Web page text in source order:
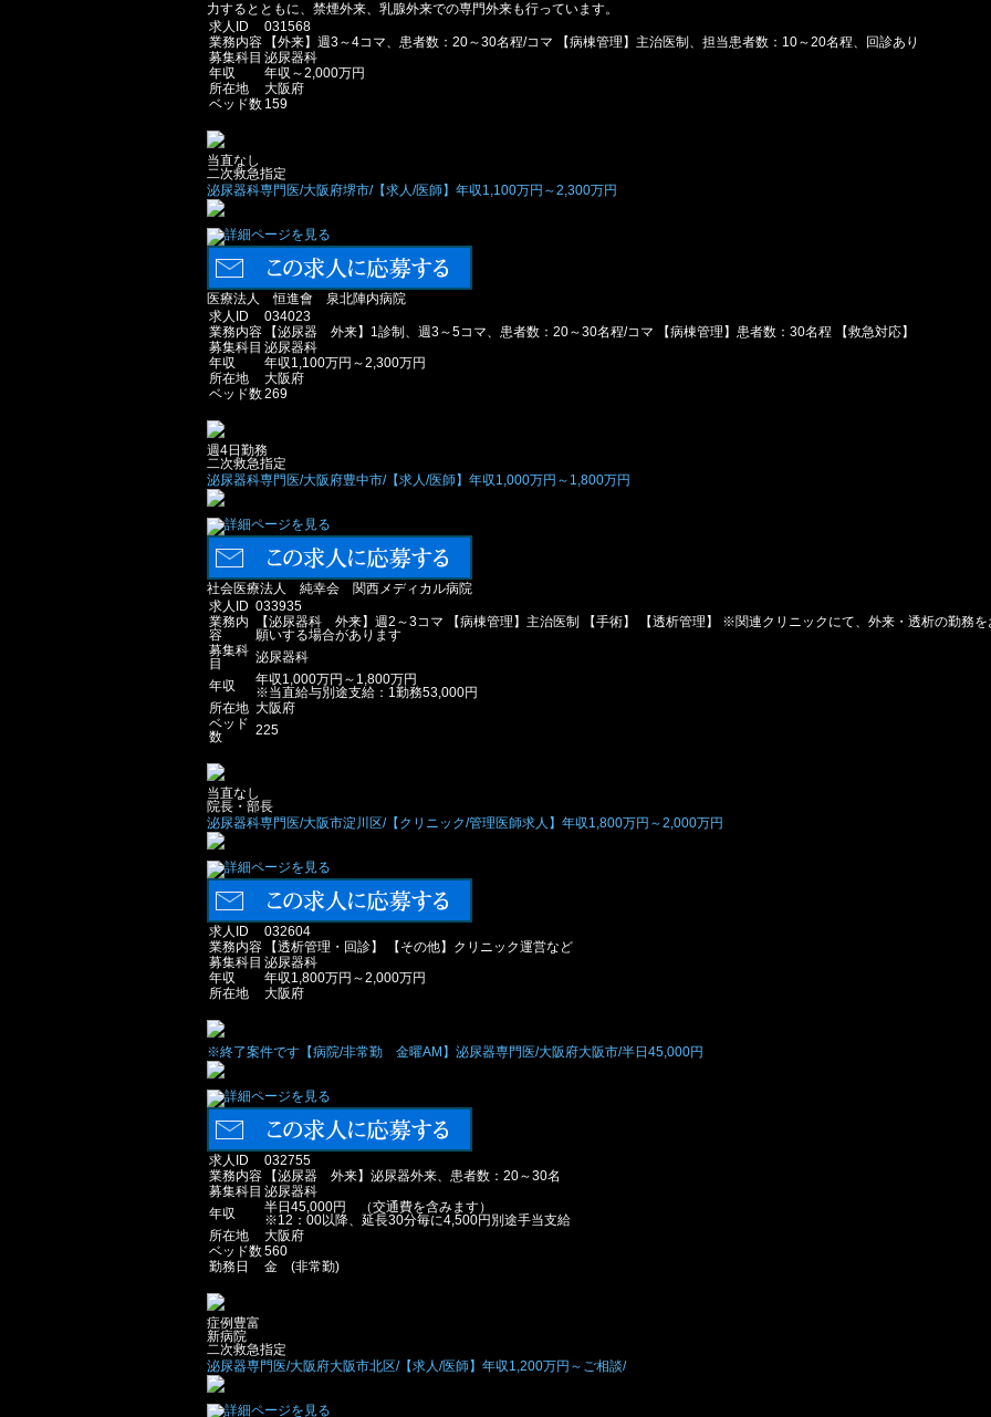
力するとともに、禁煙外来、乳腺外来での専門外来も行っています。
求人ID
031568
業務内容
【外来】週3～4コマ、患者数：20～30名程/コマ 【病棟管理】主治医制、担当患者数：10～20名程、回診あり
募集科目 泌尿器科
年収
年収～2,000万円
所在地
大阪府
ベッド数 159
当直なし
二次救急指定
泌尿器科専門医/大阪府堺市/【求人/医師】年収1,100万円～2,300万円
医療法人 恒進會 泉北陣内病院
求人ID
034023
業務内容
【泌尿器 外来】1診制、週3～5コマ、患者数：20～30名程/コマ 【病棟管理】患者数：30名程 【救急対応】
募集科目 泌尿器科
年収
年収1,100万円～2,300万円
所在地
大阪府
ベッド数269
週4日勤務
二次救急指定
泌尿器科専門医/大阪府豊中市/【求人/医師】年収1,000万円～1,800万円
社会医療法人 純幸会 関西メディカル病院
求人ID 033935
業務内
容
【泌尿器科 外来】週2～3コマ 【病棟管理】主治医制 【手術】 【透析管理】 ※関連クリニックにて、外来・透析の勤務を
願いする場合があります
募集科
目
泌尿器科
年収
年収1,000万円～1,800万円
※当直給与別途支給：1勤務53,000円
所在地 大阪府
ベッド
数
225
当直なし
院長・部長
泌尿器科専門医/大阪市淀川区/【クリニック/管理医師求人】年収1,800万円～2,000万円
求人ID
032604
業務内容
【透析管理・回診】 【その他】クリニック運営など
募集科目 泌尿器科
年収
年収1,800万円～2,000万円
所在地
大阪府
※終了案件です【病院/非常勤 金曜AM】泌尿器専門医/大阪府大阪市/半日45,000円
求人ID
032755
業務内容
【泌尿器 外来】泌尿器外来、患者数：20～30名
募集科目 泌尿器科
年収
半日45,000円 （交通費を含みます）
※12：00以降、延長30分毎に4,500円別途手当支給
所在地
大阪府
ベッド数560
勤務日
金 (非常勤)
症例豊富
新病院
二次救急指定
泌尿器専門医/大阪府大阪市北区/【求人/医師】年収1,200万円～ご相談/